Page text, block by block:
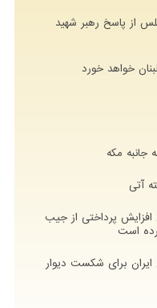
از پاسخ رهبر شهید
خواهد خورد
مکه
آتی
پرداختی از جیب
است
برای شکست دیوار